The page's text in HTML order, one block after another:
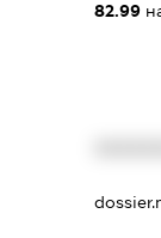
82.99